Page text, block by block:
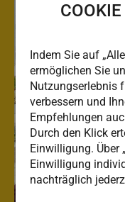
Indem Sie auf
ermöglichen Sie
Nutzungserlebnis
verbessern und
Empfehlungen
Durch den Klick
Einwilligung. Über
Einwilligung
nachträglich